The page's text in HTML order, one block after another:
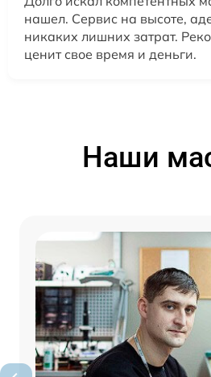
нашел. Сервис на высоте,
никаких лишних затрат.
ценит свое время и деньги.
Наши